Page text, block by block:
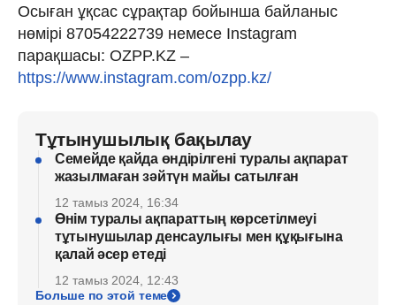
Осыған ұқсас сұрақтар бойынша байланыс
нөмірі 87054222739 немесе Instagram
парақшасы: OZPP.KZ –
https://www.instagram.com/ozpp.kz/
Тұтынушылық бақылау
Семейде қайда өндірілгені туралы ақпарат
жазылмаған зәйтүн майы сатылған
12 тамыз 2024, 16:34
Өнім туралы ақпараттың көрсетілмеуі
тұтынушылар денсаулығы мен құқығына
қалай әсер етеді
12 тамыз 2024, 12:43
Больше по этой теме